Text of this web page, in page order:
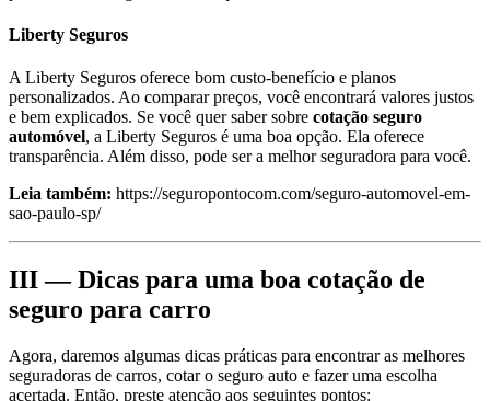
Liberty Seguros
A Liberty Seguros oferece bom custo-benefício e planos
personalizados. Ao comparar preços, você encontrará valores justos
e bem explicados. Se você quer saber sobre cotação seguro
automóvel, a Liberty Seguros é uma boa opção. Ela oferece
transparência. Além disso, pode ser a melhor seguradora para você.
Leia também: https://seguropontocom.com/seguro-automovel-em-
sao-paulo-sp/
III — Dicas para uma boa cotação de
seguro para carro
Agora, daremos algumas dicas práticas para encontrar as melhores
seguradoras de carros, cotar o seguro auto e fazer uma escolha
acertada. Então, preste atenção aos seguintes pontos: